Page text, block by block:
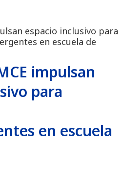
espacio inclusivo para
en escuela de
impulsan
para
en escuela